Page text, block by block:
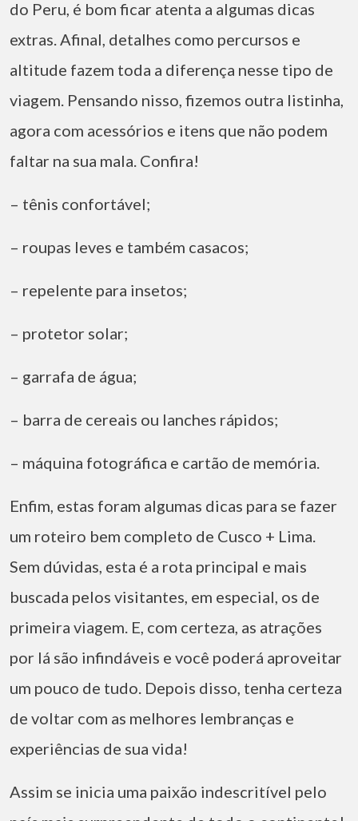
do Peru, é bom ficar atenta a algumas dicas
extras. Afinal, detalhes como percursos e
altitude fazem toda a diferença nesse tipo de
viagem. Pensando nisso, fizemos outra listinha,
agora com acessórios e itens que não podem
faltar na sua mala. Confira!
– tênis confortável;
– roupas leves e também casacos;
– repelente para insetos;
– protetor solar;
– garrafa de água;
– barra de cereais ou lanches rápidos;
– máquina fotográfica e cartão de memória.
Enfim, estas foram algumas dicas para se fazer
um roteiro bem completo de Cusco + Lima.
Sem dúvidas, esta é a rota principal e mais
buscada pelos visitantes, em especial, os de
primeira viagem. E, com certeza, as atrações
por lá são infindáveis e você poderá aproveitar
um pouco de tudo. Depois disso, tenha certeza
de voltar com as melhores lembranças e
experiências de sua vida!
Assim se inicia uma paixão indescritível pelo